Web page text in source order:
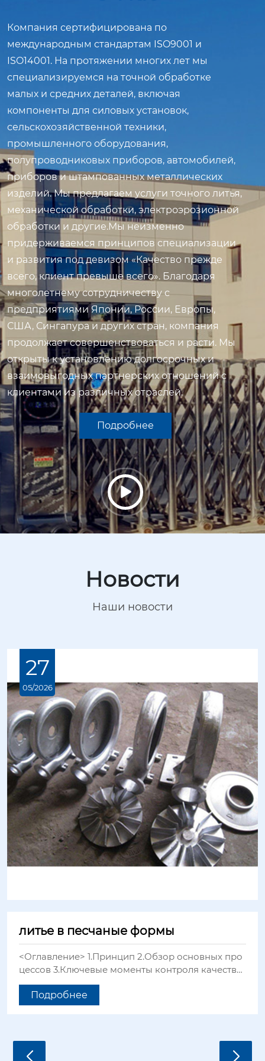
Компания сертифицирована по
международным стандартам ISO9001 и
ISO14001. На протяжении многих лет мы
специализируемся на точной обработке
малых и средних деталей, включая
компоненты для силовых установок,
сельскохозяйственной техники,
промышленного оборудования,
полупроводниковых приборов, автомобилей,
приборов и штампованных металлических
изделий. Мы предлагаем услуги точного литья,
механической обработки, электроэрозионной
обработки и другие.Мы неизменно
придерживаемся принципов специализации
и развития под девизом «Качество прежде
всего, клиент превыше всего». Благодаря
многолетнему сотрудничеству с
предприятиями Японии, России, Европы,
США, Сингапура и других стран, компания
продолжает совершенствоваться и расти. Мы
открыты к установлению долгосрочных и
взаимовыгодных партнерских отношений с
клиентами из различных отраслей.
Подробнее

Новости
Наши новости
27
05/2026
литье в песчаные формы
<Оглавление> 1.Принцип 2.Обзор основных про
цессов 3.Ключевые моменты контроля качества
1 Принцип литья в песчаные формы : Литье в пе
счаные формы — это метод литья, при котором
отливки изготавливаются в песчаных формах. С
ных сплавов. Благодаря низкой стоимости и дос
Подробнее